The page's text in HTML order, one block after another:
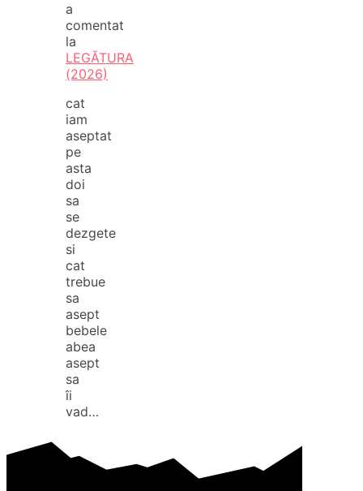
a
comentat
la
LEGĂTURA
(2026)
cat
iam
aseptat
pe
asta
doi
sa
se
dezgete
si
cat
trebue
sa
asept
bebele
abea
asept
sa
îi
vad…